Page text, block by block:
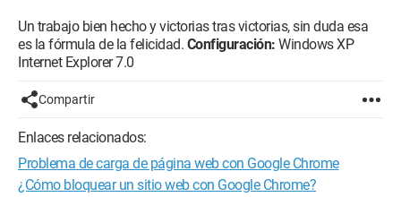
Un trabajo bien hecho y victorias tras victorias, sin duda esa
es la fórmula de la felicidad. Configuración: Windows XP
Internet Explorer 7.0
Compartir
Enlaces relacionados:
Problema de carga de página web con Google Chrome
¿Cómo bloquear un sitio web con Google Chrome?